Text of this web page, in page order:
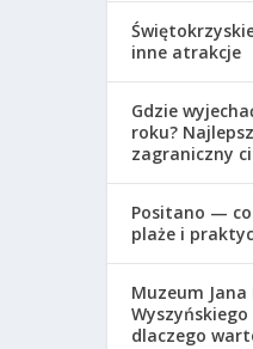
inne atrakcje
Gdzie
roku?
zagraniczny
Positano —
plaże i
Muzeum Jana
dlaczego